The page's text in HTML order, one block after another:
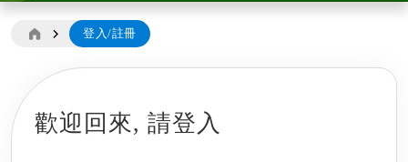
登入/註冊
歡迎回來, 請登入